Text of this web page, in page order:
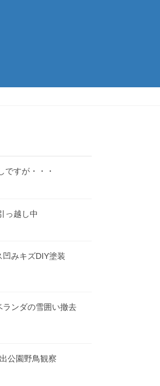
ですが・・・
っ越し中
凹みキズDIY塗装
ランダの雪囲い撤去
公園野鳥観察